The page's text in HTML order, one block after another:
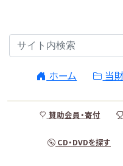
ホーム 当
賛助会員・寄付
CD・DVDを探す